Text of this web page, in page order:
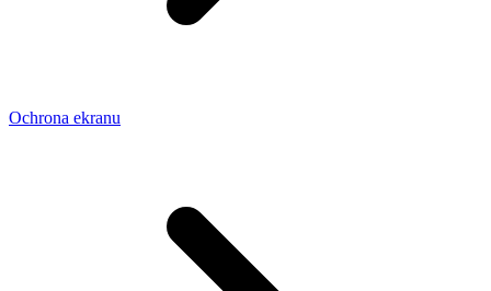
Ochrona ekranu